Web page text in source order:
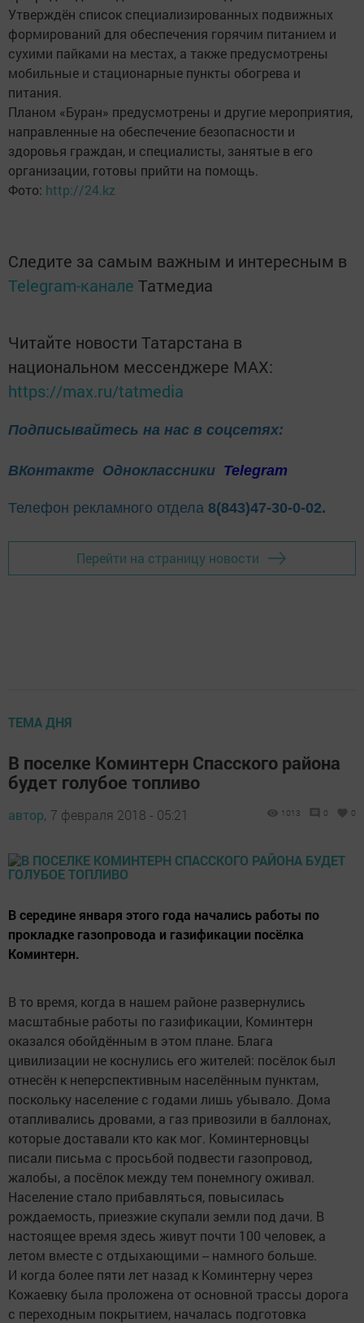
Утверждён список специализированных подвижных
формирований для обеспечения горячим питанием и
сухими пайками на местах, а также предусмотрены
мобильные и стационарные пункты обогрева и
питания.
Планом «Буран» предусмотрены и другие мероприятия,
направленные на обеспечение безопасности и
здоровья граждан, и специалисты, занятые в его
организации, готовы прийти на помощь.
Фото: http://24.kz
Следите за самым важным и интересным в
Telegram-канале Татмедиа
Читайте новости Татарстана в
национальном мессенджере MАХ:
https://max.ru/tatmedia
Подписывайтесь на нас в соцсетях:
ВКонтакте Одноклассники Telegram
Телефон рекламного отдела 8(843)47-30-0-02.
Перейти на страницу новости
ТЕМА ДНЯ
В поселке Коминтерн Спасского района
будет голубое топливо
автор, 7 февраля 2018 - 05:21 1013 0 0
В середине января этого года начались работы по
прокладке газопровода и газификации посёлка
Коминтерн.
В то время, когда в нашем районе развернулись
масштабные работы по газификации, Коминтерн
оказался обойдённым в этом плане. Блага
цивилизации не коснулись его жителей: посёлок был
отнесён к неперспективным населённым пунктам,
поскольку население с годами лишь убывало. Дома
отапливались дровами, а газ привозили в баллонах,
которые доставали кто как мог. Коминтерновцы
писали письма с просьбой подвести газопровод,
жалобы, а посёлок между тем понемногу оживал.
Население стало прибавляться, повысилась
рождаемость, приезжие скупали земли под дачи. В
настоящее время здесь живут почти 100 человек, а
летом вместе с отдыхающими -- намного больше.
И когда более пяти лет назад к Коминтерну через
Кожаевку была проложена от основной трассы дорога
с переходным покрытием, началась подготовка